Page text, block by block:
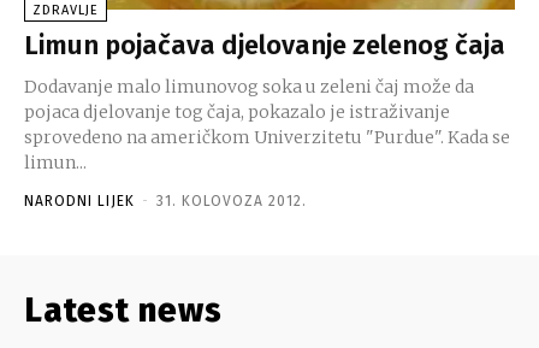
ZDRAVLJE
Limun pojačava djelovanje zelenog čaja
Dodavanje malo limunovog soka u zeleni čaj može da
pojaca djelovanje tog čaja, pokazalo je istraživanje
sprovedeno na američkom Univerzitetu "Purdue". Kada se
limun...
NARODNI LIJEK - 31. KOLOVOZA 2012.
Latest news